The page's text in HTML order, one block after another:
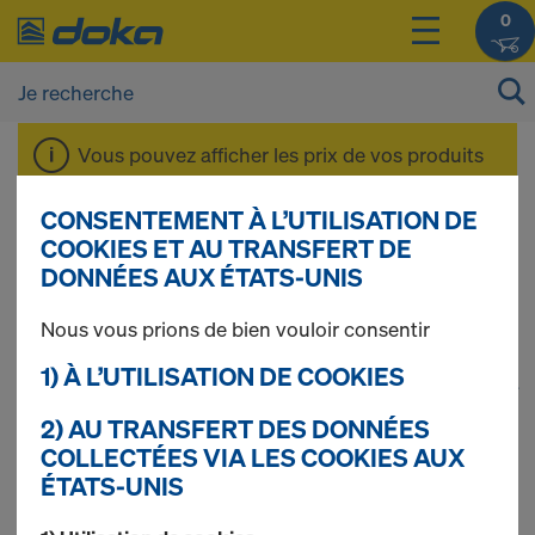
0
Vous pouvez afficher les prix de vos produits
après vous êtreconnecté(e)ouinscrit(e).
Outils
574 produits trouvés
Le plus recherché
Poutrelle Doka H20 top P
CONSENTEMENT À L’UTILISATION DE
COOKIES ET AU TRANSFERT DE
DONNÉES AUX ÉTATS-UNIS
Nous vous prions de bien vouloir consentir
1) À L’UTILISATION DE COOKIES
2) AU TRANSFERT DES DONNÉES
COLLECTÉES VIA LES COOKIES AUX
ÉTATS-UNIS